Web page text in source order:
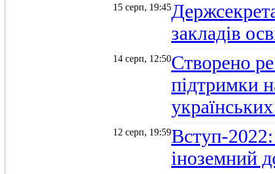
15 серп, 19:45
закладів
14 серп, 12:50Створено
підтримки
12 серп, 19:59Вступ-
іноземний